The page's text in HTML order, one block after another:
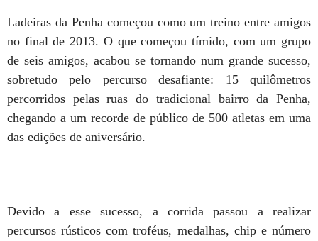
Ladeiras da Penha começou como um treino entre amigos
no final de 2013. O que começou tímido, com um grupo
de seis amigos, acabou se tornando num grande sucesso,
sobretudo pelo percurso desafiante: 15 quilômetros
percorridos pelas ruas do tradicional bairro da Penha,
chegando a um recorde de público de 500 atletas em uma
das edições de aniversário.
Devido a esse sucesso, a corrida passou a realizar
percursos rústicos com troféus, medalhas, chip e número